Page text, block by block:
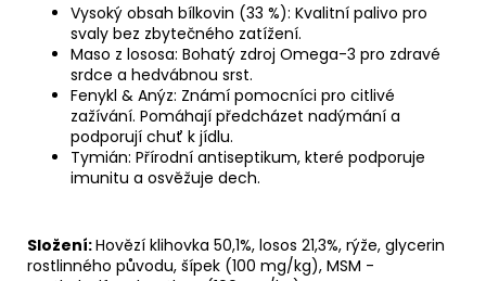
Vysoký obsah bílkovin (33 %): Kvalitní palivo pro
svaly bez zbytečného zatížení.
Maso z lososa: Bohatý zdroj Omega-3 pro zdravé
srdce a hedvábnou srst.
Fenykl & Anýz: Známí pomocníci pro citlivé
zažívání. Pomáhají předcházet nadýmání a
podporují chuť k jídlu.
Tymián: Přírodní antiseptikum, které podporuje
imunitu a osvěžuje dech.
Složení:Hovězí klihovka 50,1%, losos 21,3%, rýže, glycerin
rostlinného původu, šípek (100 mg/kg), MSM -